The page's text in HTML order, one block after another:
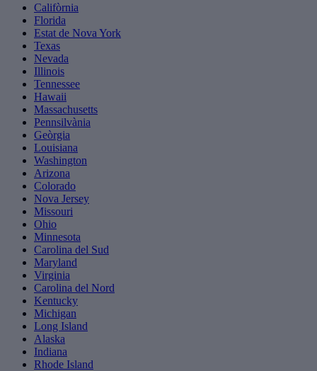
Califòrnia
Florida
Estat de Nova York
Texas
Nevada
Illinois
Tennessee
Hawaii
Massachusetts
Pennsilvània
Geòrgia
Louisiana
Washington
Arizona
Colorado
Nova Jersey
Missouri
Ohio
Minnesota
Carolina del Sud
Maryland
Virginia
Carolina del Nord
Kentucky
Michigan
Long Island
Alaska
Indiana
Rhode Island